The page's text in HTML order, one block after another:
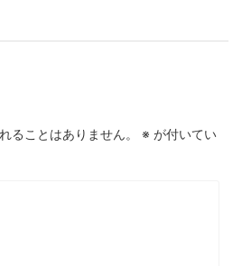
ることはありません。 ※ が付いてい